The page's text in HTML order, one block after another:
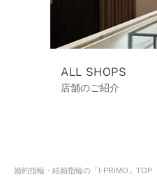
ALL SHOPS
店舗のご紹介
婚約指輪・結婚指輪の「I-PRIMO」TOP